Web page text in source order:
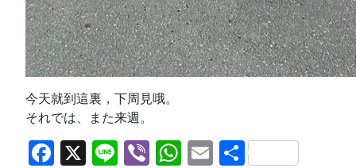
今天就到這裏，下周見哦。
それでは、また来週。
Facebook
X LineViberWhatsApp
Email
共